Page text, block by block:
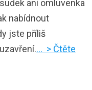
ani omluvenka
nabídnout
jste příliš
… > Čtěte